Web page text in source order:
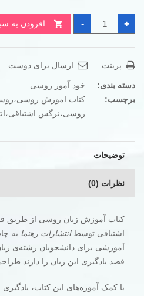
-
کتاب
آموزش
زبان
از
فیلم
+ افزودن به
پرینت ارسال برای دوست
دسته بندی:
خود آموز روسی
برچسب:
کتاب اموزش
روسی،نرگس
توضیحات
نظرات (0)
کتاب آموزش زبان روسی از طریق
اشتیاقی توسط انتشارات رهنمابه
آموزشی برای دانشجویان رشته‌ی
قصد یادگیری این زبان را دارند
با کمک آموزه‌های این کتاب،